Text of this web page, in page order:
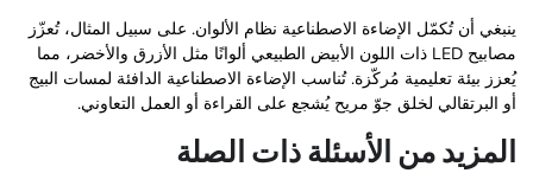
ينبغي أن تُكمّل الإضاءة الاصطناعية نظام الألوان. على سبيل المثال، تُعزّز
مصابيح LED ذات اللون الأبيض الطبيعي ألوانًا مثل الأزرق والأخضر، مما
يُعزز بيئة تعليمية مُركّزة. تُناسب الإضاءة الاصطناعية الدافئة لمسات البيج
أو البرتقالي لخلق جوّ مريح يُشجع على القراءة أو العمل التعاوني.
المزيد من الأسئلة ذات الصلة